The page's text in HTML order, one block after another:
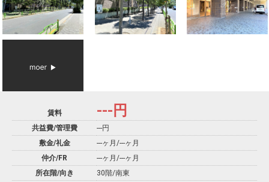
賃料 --- 円
共益費/管理費
---円
敷金/礼金
---ヶ月 /---ヶ月
仲介/FR
---ヶ月 /---ヶ月
所在階/向き
30階/南東